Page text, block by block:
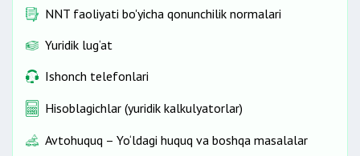
NNT faoliyati bo'yicha qonunchilik normalari
Yuridik lug‘at
Ishonch telefonlari
Hisoblagichlar (yuridik kalkulyatorlar)
Avtohuquq – Yo‘ldagi huquq va boshqa masalalar